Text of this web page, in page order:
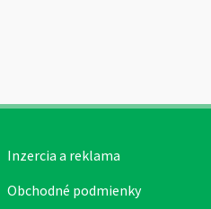
Inzercia a reklama
Obchodné podmienky